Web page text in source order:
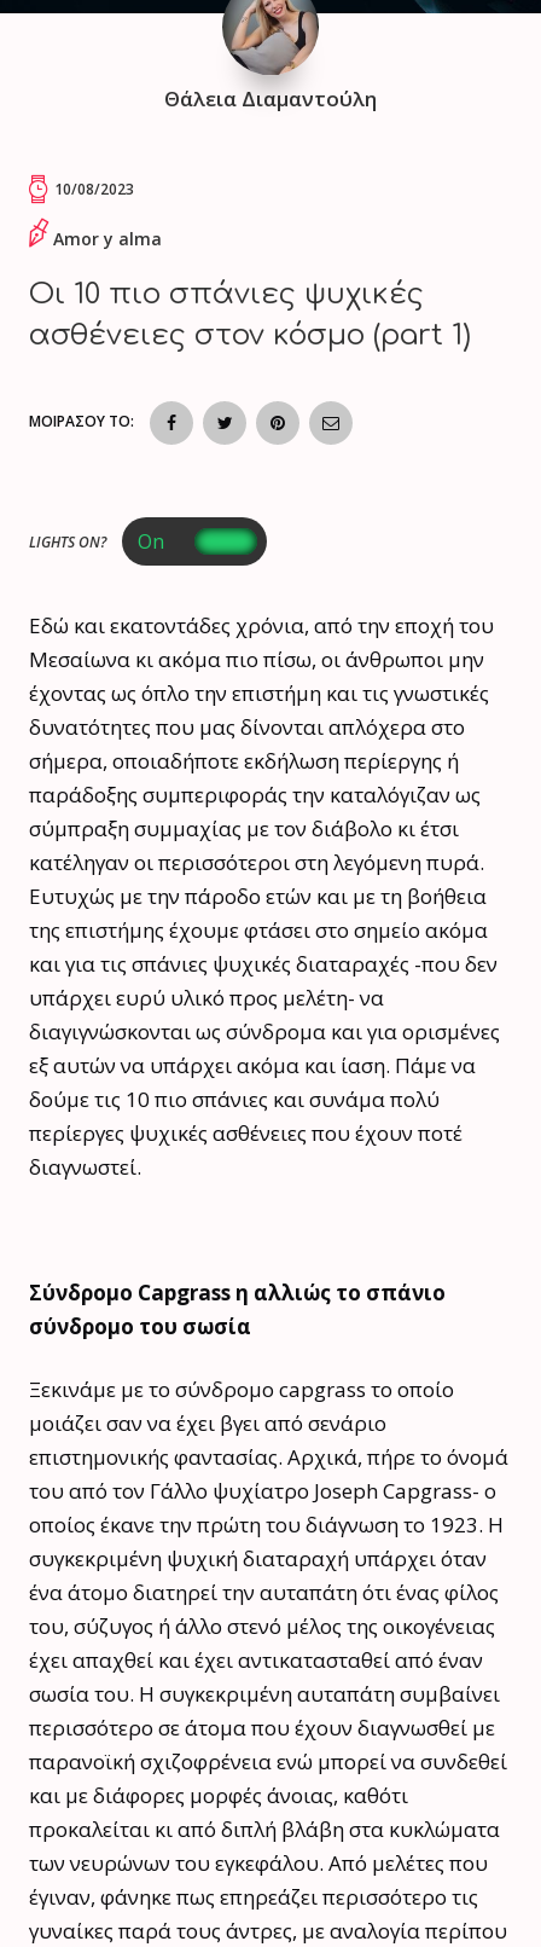
Θάλεια Διαμαντούλη
10/08/2023
Amor y alma
Οι 10 πιο σπάνιες ψυχικές
ασθένειες στον κόσμο (part 1)
ΜΟΙΡΑΣΟΥ ΤΟ:
LIGHTS ON?
Εδώ και εκατοντάδες χρόνια, από την εποχή του
Μεσαίωνα κι ακόμα πιο πίσω, οι άνθρωποι μην
έχοντας ως όπλο την επιστήμη και τις γνωστικές
δυνατότητες που μας δίνονται απλόχερα στο
σήμερα, οποιαδήποτε εκδήλωση περίεργης ή
παράδοξης συμπεριφοράς την καταλόγιζαν ως
σύμπραξη συμμαχίας με τον διάβολο κι έτσι
κατέληγαν οι περισσότεροι στη λεγόμενη πυρά.
Ευτυχώς με την πάροδο ετών και με τη βοήθεια
της επιστήμης έχουμε φτάσει στο σημείο ακόμα
και για τις σπάνιες ψυχικές διαταραχές -που δεν
υπάρχει ευρύ υλικό προς μελέτη- να
διαγιγνώσκονται ως σύνδρομα και για ορισμένες
εξ αυτών να υπάρχει ακόμα και ίαση. Πάμε να
δούμε τις 10 πιο σπάνιες και συνάμα πολύ
περίεργες ψυχικές ασθένειες που έχουν ποτέ
διαγνωστεί.
Σύνδρομο Capgrass η αλλιώς το σπάνιο
σύνδρομο του σωσία
Ξεκινάμε με το σύνδρομο capgrass το οποίο
μοιάζει σαν να έχει βγει από σενάριο
επιστημονικής φαντασίας. Αρχικά, πήρε το όνομά
του από τον Γάλλο ψυχίατρο Joseph Capgrass- ο
οποίος έκανε την πρώτη του διάγνωση το 1923. Η
συγκεκριμένη ψυχική διαταραχή υπάρχει όταν
ένα άτομο διατηρεί την αυταπάτη ότι ένας φίλος
του, σύζυγος ή άλλο στενό μέλος της οικογένειας
έχει απαχθεί και έχει αντικατασταθεί από έναν
σωσία του. Η συγκεκριμένη αυταπάτη συμβαίνει
περισσότερο σε άτομα που έχουν διαγνωσθεί με
παρανοϊκή σχιζοφρένεια ενώ μπορεί να συνδεθεί
και με διάφορες μορφές άνοιας, καθότι
προκαλείται κι από διπλή βλάβη στα κυκλώματα
των νευρώνων του εγκεφάλου. Από μελέτες που
έγιναν, φάνηκε πως επηρεάζει περισσότερο τις
γυναίκες παρά τους άντρες, με αναλογία περίπου